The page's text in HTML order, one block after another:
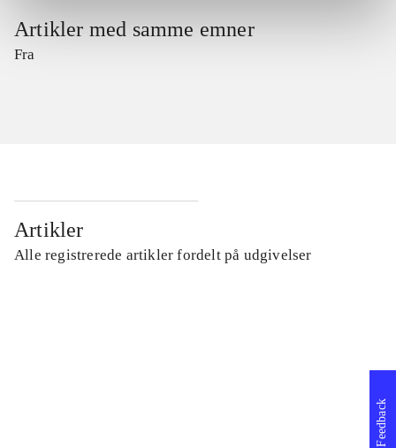
Artikler med samme emner
Fra
Artikler
Alle registrerede artikler fordelt på udgivelser
Feedback